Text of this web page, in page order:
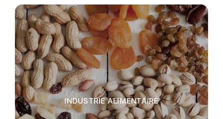
INDUSTRIE ALIMENTAIRE